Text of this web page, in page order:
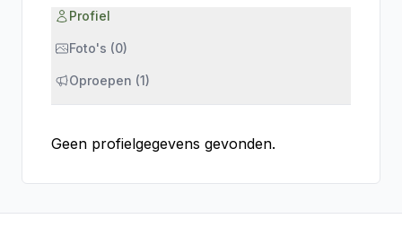
Profiel
Foto's (0)
Oproepen (1)
Geen profielgegevens gevonden.